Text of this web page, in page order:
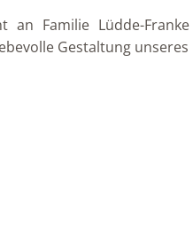
an Familie Lüdde-
Gestaltung unseres